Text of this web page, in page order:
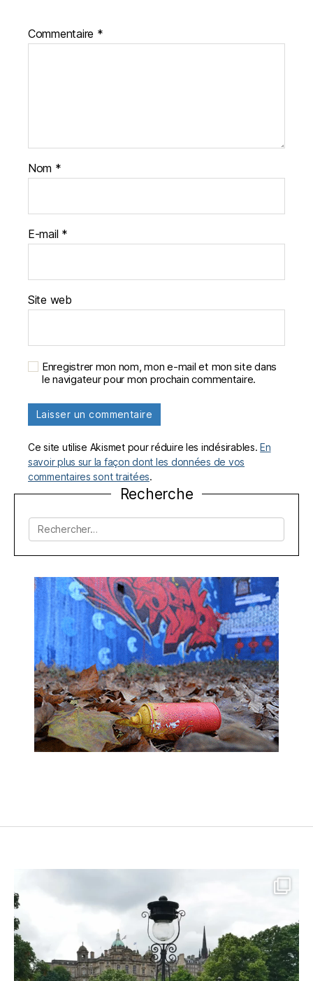
Commentaire *
Nom *
E-mail *
Site web
Enregistrer mon nom, mon e-mail et mon site dans
le navigateur pour mon prochain commentaire.
Ce site utilise Akismet pour réduire les indésirables.En
savoir plus sur la façon dont les données de vos
commentaires sont traitées.
Recherche
Rechercher :